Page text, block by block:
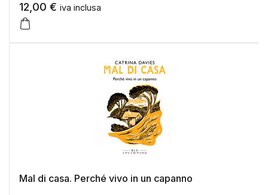
12,00 € iva inclusa
Mal di casa. Perché vivo in un capanno